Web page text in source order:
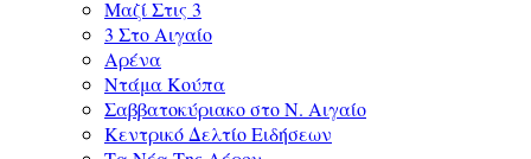
Μαζί Στις 3
3 Στο Αιγαίο
Αρένα
Ντάμα Κούπα
Σαββατοκύριακο στο Ν. Αιγαίο
Κεντρικό Δελτίο Ειδήσεων